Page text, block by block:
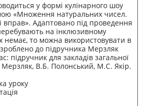
у формі кулінарного шоу
«Множення натуральних чисел.
вправ». Адаптовано під проведення
на інклюзивному
немає, то можна використовувати в
до підручника Мерзляк
підручник для закладів загальної
Мерзляк, В.Б. Полонський, М.С. Якір.
уроку